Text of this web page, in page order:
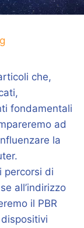
che,
fondamentali
ad
la
percorsi di
all’indirizzo
il PBR